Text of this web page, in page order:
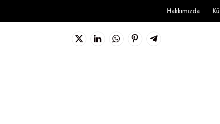
Hakkımızda
X
LinkedInWhatsAppPinterest'in
Telgraf